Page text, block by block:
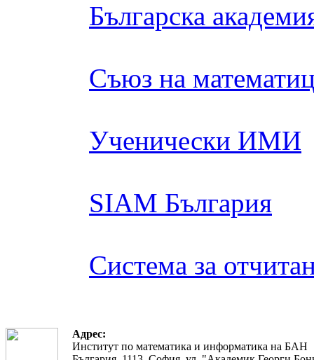
Българска
Съюз на
Ученически ИМИ
SIAM България
Система за
Адрес:
Институт по математика и информатика на БАН